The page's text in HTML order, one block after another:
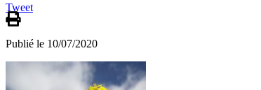
Tweet
Publié le 10/07/2020